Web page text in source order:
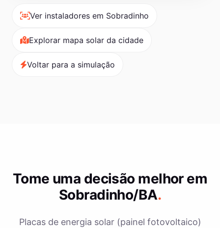
Ver instaladores em Sobradinho
Explorar mapa solar da cidade
Voltar para a simulação
Tome uma decisão melhor em
Sobradinho/BA.
Placas de energia solar (painel fotovoltaico)